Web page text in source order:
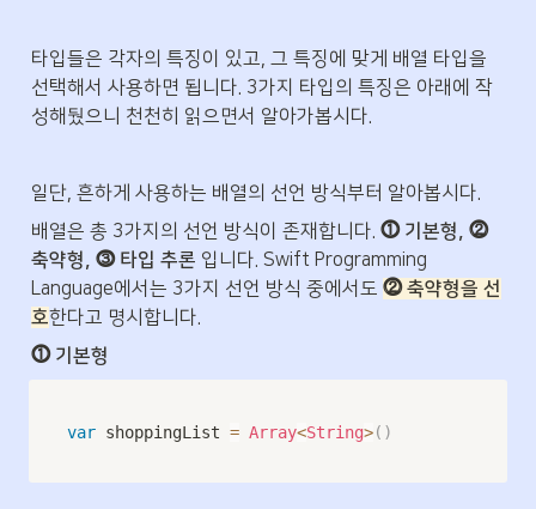
타입들은 각자의 특징이 있고, 그 특징에 맞게 배열 타입을
선택해서 사용하면 됩니다. 3가지 타입의 특징은 아래에 작
성해뒀으니 천천히 읽으면서 알아가봅시다.
일단, 흔하게 사용하는 배열의 선언 방식부터 알아봅시다.
배열은 총 3가지의 선언 방식이 존재합니다. ⓵ 기본형, ⓶
축약형, ⓷ 타입 추론 입니다. Swift Programming
Language에서는 3가지 선언 방식 중에서도 ⓶ 축약형을 선
호한다고 명시합니다.
⓵ 기본형
var shoppingList = Array<String>( )